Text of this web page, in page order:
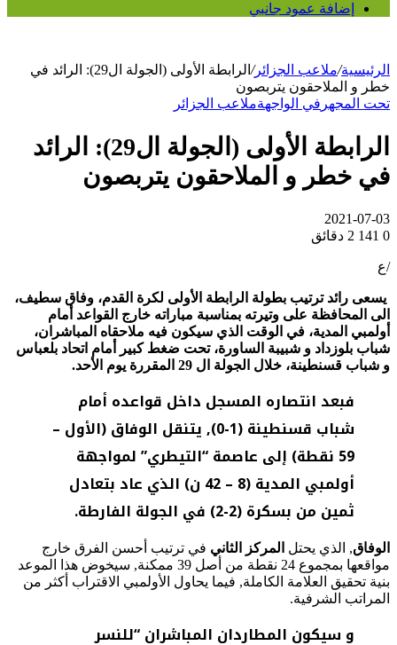
إضافة عمود جانبي
الرئيسية/ملاعب الجزائر/
الرابطة الأولى (الجولة ال29): الرائد في
خطر و الملاحقون يتربصون
تحت المجهر في الواجهةملاعب الجزائر
الرابطة الأولى (الجولة ال29): الرائد
في خطر و الملاحقون يتربصون
2021-07-03
0
2 دقائق
/ع
يسعى رائد ترتيب بطولة الرابطة الأولى لكرة القدم، وفاق سطيف،
الى المحافظة على وتيرته بمناسبة مباراته خارج القواعد أمام
أولمبي المدية، في الوقت الذي سيكون فيه ملاحقاه المباشران،
شباب بلوزداد و شبيبة الساورة، تحت ضغط كبير أمام اتحاد بلعباس
و شباب قسنطينة، خلال الجولة ال 29 المقررة يوم الأحد.
فبعد انتصاره المسجل داخل قواعده أمام
شباب قسنطينة (1-0), يتنقل الوفاق (الأول –
59 نقطة) إلى عاصمة “التيطري” لمواجهة
أولمبي المدية (8 – 42 ن) الذي عاد بتعادل
ثمين من بسكرة (2-2) في الجولة الفارطة.
الوفاق, الذي يحتل المركز الثاني في ترتيب أحسن الفرق خارج
مواقعها بمجموع 24 نقطة من أصل 39 ممكنة, سيخوض هذا الموعد
بنية تحقيق العلامة الكاملة, فيما يحاول الأولمبي الاقتراب أكثر من
المراتب الشرفية.
و سيكون المطاردان المباشران “للنسر